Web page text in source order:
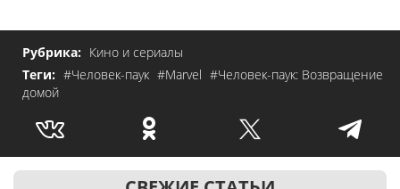
Рубрика: Кино и сериалы
Теги: #Человек-паук #Marvel #Человек-паук: Возвращение
домой